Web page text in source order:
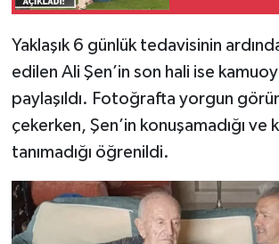
Yaklaşık 6 günlük tedavisinin
edilen Ali Şen’in son hali ise
paylaşıldı. Fotoğrafta yorgun
çekerken, Şen’in konuşamadığı ve
tanımadığı öğrenildi.